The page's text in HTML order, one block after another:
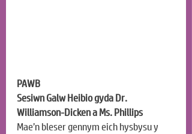
PAWB
Sesiwn Galw Heibio gyda Dr.
Williamson-Dicken a Ms. Phillips
Mae’n bleser gennym eich hysbysu y